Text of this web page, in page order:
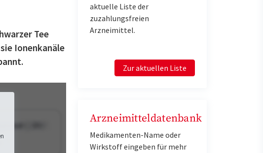
Tee
Ionenkanäle
aktuelle Liste der
zuzahlungsfreien
Arzneimittel.
Zur aktuellen Liste
Arzneimitteldatenbank
Medikamenten-Name oder
Wirkstoff eingeben für mehr